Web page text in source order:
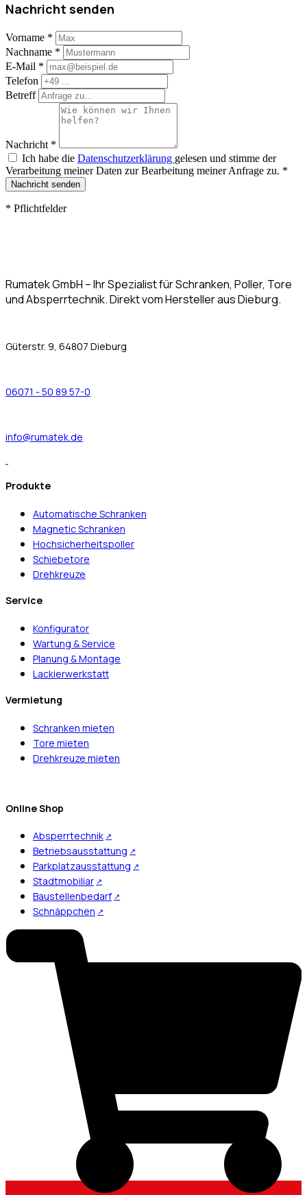
Nachricht senden
Vorname *
Nachname *
E-Mail *
Telefon
Betreff
Nachricht *
Ich habe die Datenschutzerklärung gelesen und stimme der
Verarbeitung meiner Daten zur Bearbeitung meiner Anfrage zu. *
Nachricht senden
* Pflichtfelder
Rumatek GmbH – Ihr Spezialist für Schranken, Poller, Tore
und Absperrtechnik. Direkt vom Hersteller aus Dieburg.
Güterstr. 9, 64807 Dieburg
06071 - 50 89 57-0
info@rumatek.de
Produkte
Automatische Schranken
Magnetic Schranken
Hochsicherheitspoller
Schiebetore
Drehkreuze
Service
Konfigurator
Wartung & Service
Planung & Montage
Lackierwerkstatt
Vermietung
Schranken mieten
Tore mieten
Drehkreuze mieten
Online Shop
Absperrtechnik
Betriebsausstattung
Parkplatzausstattung
Stadtmobiliar
Baustellenbedarf
Schnäppchen